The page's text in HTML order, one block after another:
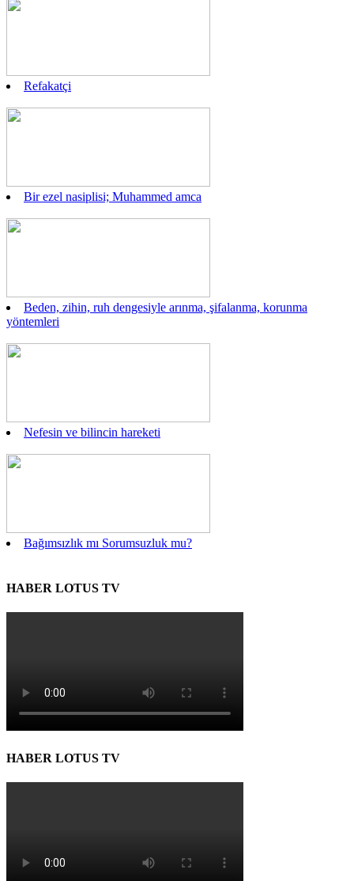
Refakatçi
Bir ezel nasiplisi; Muhammed amca
Beden, zihin, ruh dengesiyle arınma, şifalanma, korunma
yöntemleri
Nefesin ve bilincin hareketi
Bağımsızlık mı Sorumsuzluk mu?
HABER LOTUS TV
HABER LOTUS TV